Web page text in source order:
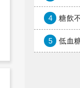
4 糖飲不離
5 低血糖開